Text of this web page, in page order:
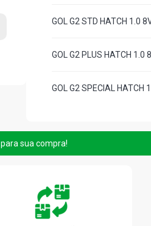
GOL G2 STD HATCH 1.0
GOL G2 PLUS HATCH
GOL G2 SPECIAL
GOL G2 CL HATCH 1.6
GOL G2 GL HATCH 1.6 8V
para sua compra!